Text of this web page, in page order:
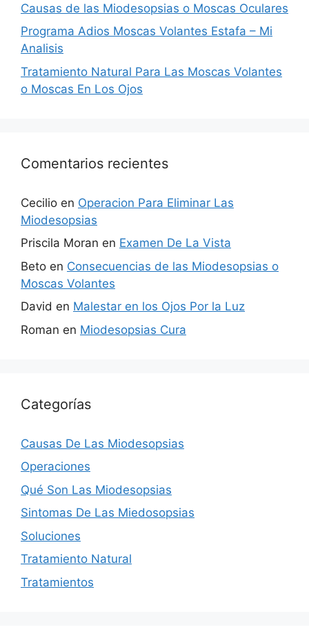
Causas de las Miodesopsias o Moscas Oculares
Programa Adios Moscas Volantes Estafa – Mi
Analisis
Tratamiento Natural Para Las Moscas Volantes
o Moscas En Los Ojos
Comentarios recientes
Cecilio en Operacion Para Eliminar Las
Miodesopsias
Priscila Moran en Examen De La Vista
Beto en Consecuencias de las Miodesopsias o
Moscas Volantes
David en Malestar en los Ojos Por la Luz
Roman en Miodesopsias Cura
Categorías
Causas De Las Miodesopsias
Operaciones
Qué Son Las Miodesopsias
Sintomas De Las Miedosopsias
Soluciones
Tratamiento Natural
Tratamientos